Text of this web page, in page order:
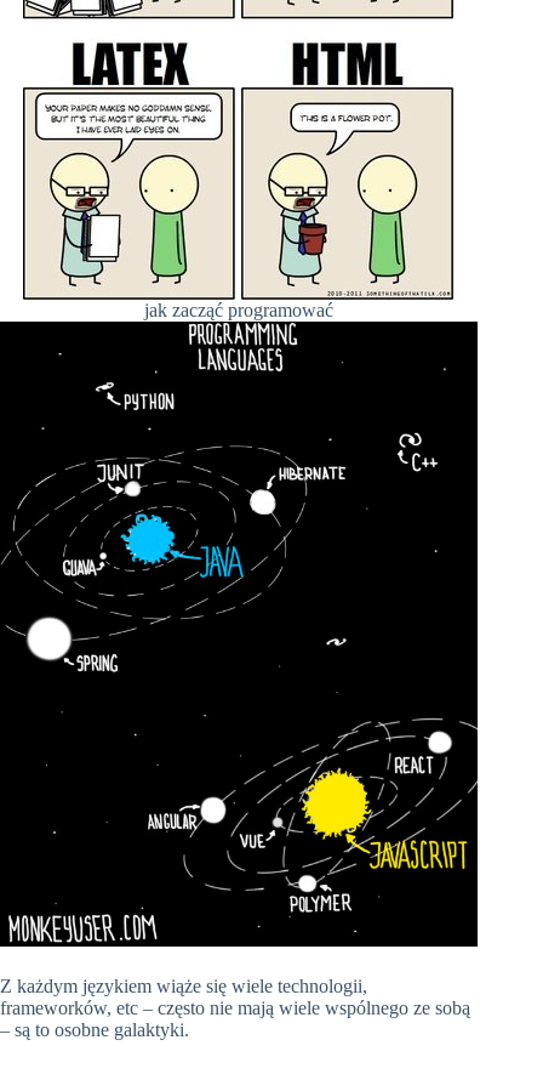
jak zacząć programować
Z każdym językiem wiąże się wiele technologii,
frameworków, etc – często nie mają wiele wspólnego ze sobą
– są to osobne galaktyki.